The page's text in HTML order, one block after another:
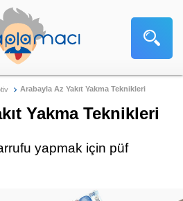
Arabayla Az Yakıt Yakma Teknikleri
Yakma Teknikleri
yapmak için püf